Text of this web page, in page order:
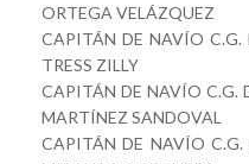
ORTEGA VELÁZQUEZ
CAPITÁN DE
TRESS ZILLY
CAPITÁN DE NAVÍO
MARTÍNEZ SANDOVAL
CAPITÁN DE